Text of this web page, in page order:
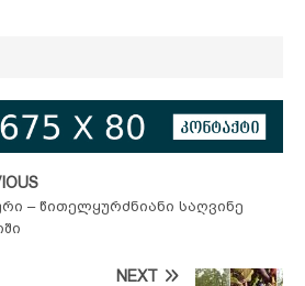
– წითელყურძნიანი საღვინე
NEXT